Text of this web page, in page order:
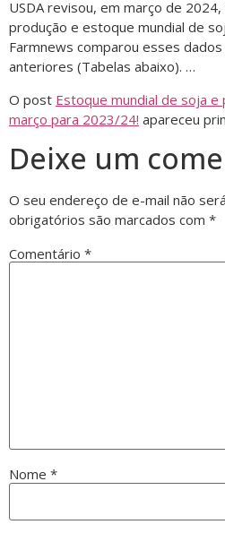
USDA revisou, em março de
produção e estoque mundial de
Farmnews comparou esses
anteriores (Tabelas abaixo). …
O post Estoque mundial de soja
março para 2023/24! apareceu
Deixe um
O seu endereço de e-mail não
obrigatórios são marcados com *
Comentário *
Nome *